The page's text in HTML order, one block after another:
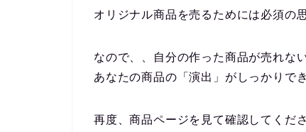
オリジナル商品を売るためには必須の
なので、、自分の作った商品が売れな
あなたの商品の「演出」がしっかりで
再度、商品ページを見て確認してくださ